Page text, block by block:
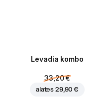
Levadia kombo
33,20 €
alates 29,90 €